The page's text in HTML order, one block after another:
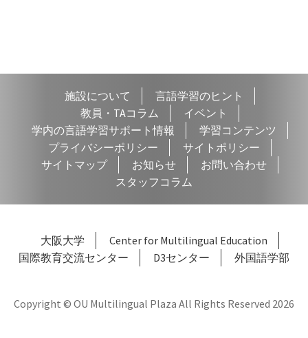
ョ
施設について
言語学習のヒント
教員・TAコラム
イベント
学内の言語学習サポート情報
学習コンテンツ
プライバシーポリシー
サイトポリシー
サイトマップ
お知らせ
お問い合わせ
スタッフコラム
大阪大学
Center for Multilingual Education
国際教育交流センター
D3センター 外国語学部
Copyright © OU Multilingual Plaza All Rights Reserved 2026